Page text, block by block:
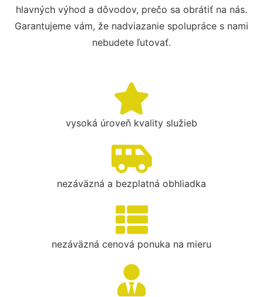
hlavných výhod a dôvodov, prečo sa obrátiť na nás.
Garantujeme vám, že nadviazanie spolupráce s nami
nebudete ľutovať.
vysoká úroveň kvality služieb
nezáväzná a bezplatná obhliadka
nezáväzná cenová ponuka na mieru